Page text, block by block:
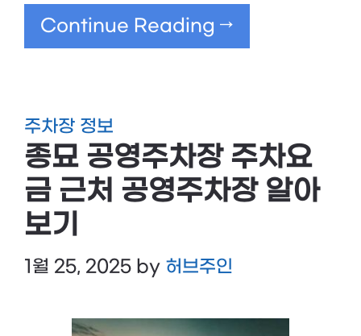
Continue Reading →
주차장 정보
종묘 공영주차장 주차요
금 근처 공영주차장 알아
보기
1월 25, 2025 by 허브주인